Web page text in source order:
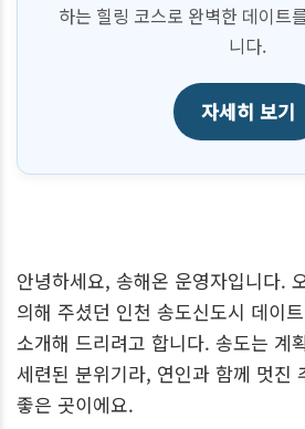
하는 힐링 코스로 완벽한 데이트
니다.
자세히 보기
안녕하세요, 송해온 운영자입니다.
의해 주셨던 인천 송도신도시 데이
소개해 드리려고 합니다. 송도는 계
세련된 분위기라, 연인과 함께 멋진
좋은 곳이에요.